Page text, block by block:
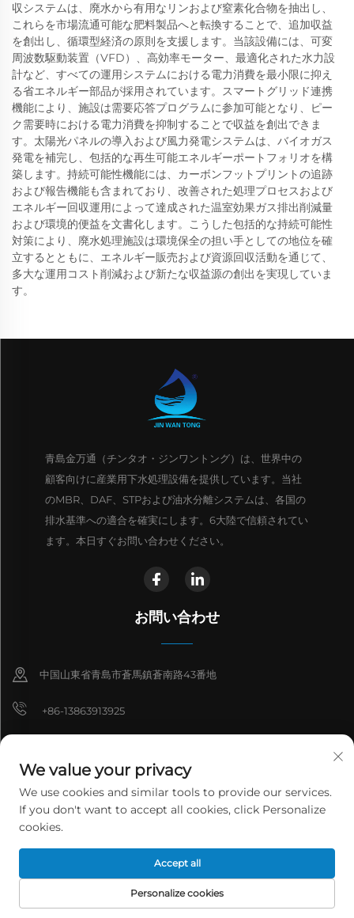
収システムは、廃水から有用なリンおよび窒素化合物を抽出し、
これらを市場流通可能な肥料製品へと転換することで、追加収益
を創出し、循環型経済の原則を支援します。当該設備には、可変
周波数駆動装置（VFD）、高効率モーター、最適化された水力設
計など、すべての運用システムにおける電力消費を最小限に抑え
る省エネルギー部品が採用されています。スマートグリッド連携
機能により、施設は需要応答プログラムに参加可能となり、ピー
ク需要時における電力消費を抑制することで収益を創出できま
す。太陽光パネルの導入および風力発電システムは、バイオガス
発電を補完し、包括的な再生可能エネルギーポートフォリオを構
築します。持続可能性機能には、カーボンフットプリントの追跡
および報告機能も含まれており、改善された処理プロセスおよび
エネルギー回収運用によって達成された温室効果ガス排出削減量
および環境的便益を文書化します。こうした包括的な持続可能性
対策により、廃水処理施設は環境保全の担い手としての地位を確
立するとともに、エネルギー販売および資源回収活動を通じて、
多大な運用コスト削減および新たな収益源の創出を実現していま
す。
青島金万通（チンタオ・ジンワントング）は、世界中の
顧客向けに産業用下水処理設備を提供しています。当社
のMBR、DAF、STPおよび油水分離システムは、各国の
排水基準への適合を確実にします。6大陸で信頼されてい
ます。本日すぐお問い合わせください。
お問い合わせ
中国山東省青島市蒼馬鎮蒼南路43番地
+86-13863913925
[email protected]
[email protected]
Copyright © 2026 青島金万通環境科学技術有限公司。全著作権所有。
ライバシーポリシー
We value your privacy
We use cookies and similar tools to provide our services.
If you don't want to accept all cookies, click Personalize
cookies.
Personalize cookies
Accept all